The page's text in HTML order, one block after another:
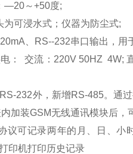
—20～+50度;
为可浸水式；仪器为防尘式;
、RS--232串口输出，用
： 交流：220V 50HZ 4W;
232外，新增RS-485。通
加装GSM无线通讯模块后
议可记录两年的月、日、
印机打印历史记录